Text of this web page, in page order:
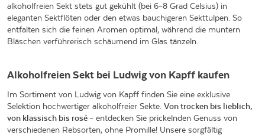
alkoholfreien Sekt stets gut gekühlt (bei 6–8 Grad Celsius) in
eleganten Sektflöten oder den etwas bauchigeren Sekttulpen. So
entfalten sich die feinen Aromen optimal, während die muntern
Bläschen verführerisch schäumend im Glas tänzeln.
Alkoholfreien Sekt bei Ludwig von Kapff kaufen
Im Sortiment von Ludwig von Kapff finden Sie eine exklusive
Selektion hochwertiger alkoholfreier Sekte. Von trocken bis lieblich,
von klassisch bis rosé – entdecken Sie prickelnden Genuss von
verschiedenen Rebsorten, ohne Promille! Unsere sorgfältig